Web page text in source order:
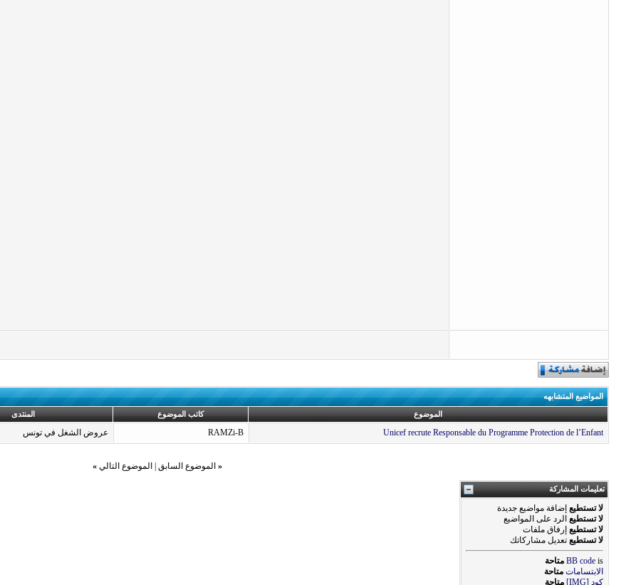
المواضيع المتشابهه
الموضوع كاتب الموضوع المنتدى
Unicef recrute Responsable du Programme Protection de l’Enfant
RAMZi-B عروض الشغل في تونس
« الموضوع السابق الموضوع التالي »
تعليمات المشاركة
لا تستطيع إضافة مواضيع جديدة
لا تستطيع الرد على المواضيع
لا تستطيع إرفاق ملفات
لا تستطيع تعديل مشاركاتك
BB code is
متاحة
الابتسامات متاحة
كود [IMG]
متاحة